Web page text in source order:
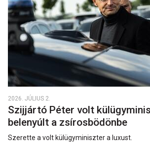
2026. JÚLIUS 2.
Szijjártó Péter volt
belenyúlt a zsírosbödönbe
Szerette a volt külügyminiszter a luxust.